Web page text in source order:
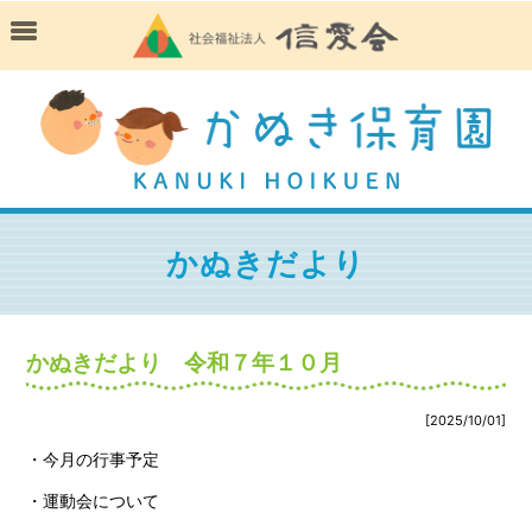
かぬきだより
かぬきだより 令和７年１０月
[2025/10/01]
・今月の行事予定
・運動会について